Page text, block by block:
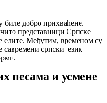
биле добро прихваћене.
представници Српске
елите. Међутим, временом су
савремени српски језик
песама и усмене